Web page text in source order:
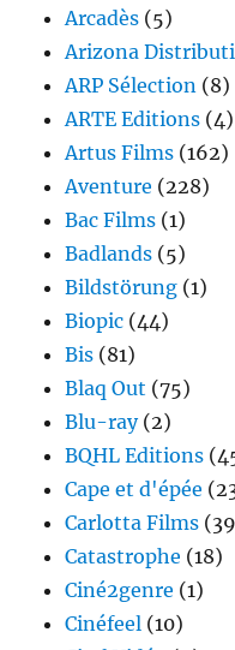
Arcadès (5)
Arizona
ARP Sélection (8)
ARTE Editions (4)
Artus Films (162)
Aventure (228)
Bac Films (1)
Badlands (5)
Bildstörung (1)
Biopic (44)
Bis (81)
Blaq Out (75)
Blu-ray(2)
BQHL Editions
Cape et d'épée
Carlotta Films
Catastrophe (18)
Ciné2genre (1)
Cinéfeel (10)